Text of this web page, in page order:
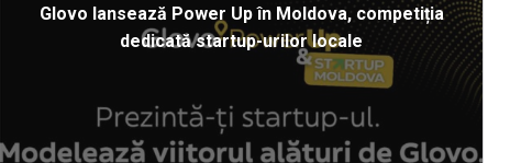
Glovo lansează Power Up în Moldova, competiția
dedicată startup-urilor locale